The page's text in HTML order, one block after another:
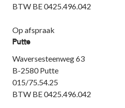
BTW BE 0425.496.042
Op afspraak
Putte
Waversesteenweg 63
B-2580 Putte
015/75.54.25
BTW BE 0425.496.042